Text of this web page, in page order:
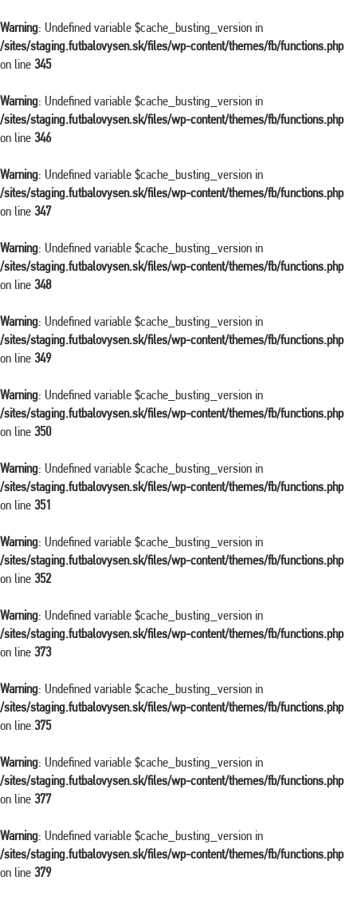
Warning: Undefined variable $cache_busting_version in
/sites/staging.futbalovysen.sk/files/wp-content/themes/fb/functions.php
on line 345
Warning: Undefined variable $cache_busting_version in
/sites/staging.futbalovysen.sk/files/wp-content/themes/fb/functions.php
on line 346
Warning: Undefined variable $cache_busting_version in
/sites/staging.futbalovysen.sk/files/wp-content/themes/fb/functions.php
on line 347
Warning: Undefined variable $cache_busting_version in
/sites/staging.futbalovysen.sk/files/wp-content/themes/fb/functions.php
on line 348
Warning: Undefined variable $cache_busting_version in
/sites/staging.futbalovysen.sk/files/wp-content/themes/fb/functions.php
on line 349
Warning: Undefined variable $cache_busting_version in
/sites/staging.futbalovysen.sk/files/wp-content/themes/fb/functions.php
on line 350
Warning: Undefined variable $cache_busting_version in
/sites/staging.futbalovysen.sk/files/wp-content/themes/fb/functions.php
on line 351
Warning: Undefined variable $cache_busting_version in
/sites/staging.futbalovysen.sk/files/wp-content/themes/fb/functions.php
on line 352
Warning: Undefined variable $cache_busting_version in
/sites/staging.futbalovysen.sk/files/wp-content/themes/fb/functions.php
on line 373
Warning: Undefined variable $cache_busting_version in
/sites/staging.futbalovysen.sk/files/wp-content/themes/fb/functions.php
on line 375
Warning: Undefined variable $cache_busting_version in
/sites/staging.futbalovysen.sk/files/wp-content/themes/fb/functions.php
on line 377
Warning: Undefined variable $cache_busting_version in
/sites/staging.futbalovysen.sk/files/wp-content/themes/fb/functions.php
on line 379